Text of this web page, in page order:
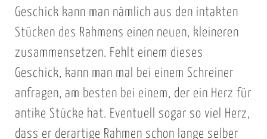
Geschick kann man nämlich aus den intakten
Stücken des Rahmens einen neuen, kleineren
zusammensetzen. Fehlt einem dieses
Geschick, kann man mal bei einem Schreiner
anfragen, am besten bei einem, der ein Herz für
antike Stücke hat. Eventuell sogar so viel Herz,
dass er derartige Rahmen schon lange selber